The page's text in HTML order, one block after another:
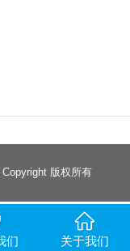
版权所有
们 关于我们